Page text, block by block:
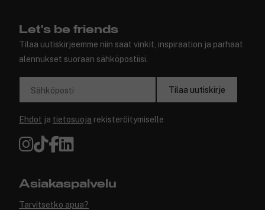
Let's be friends
Tilaa uutiskirjeemme niin saat vinkit, inspiraation ja parhaat
alennukset suoraan sähköpostiisi.
Sähköposti Tilaa uutiskirje
Ehdot ja tietosuoja rekisteröitymiselle
Asiakaspalvelu
Tarvitsetko apua?